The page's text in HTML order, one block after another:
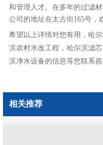
和管理人才。在多年的过滤
公司的地址在太古街165号，
希望以上详情对您有用，哈
滨农村水改工程，哈尔滨滤芯
滨净水设备的信息等您联系
相关推荐